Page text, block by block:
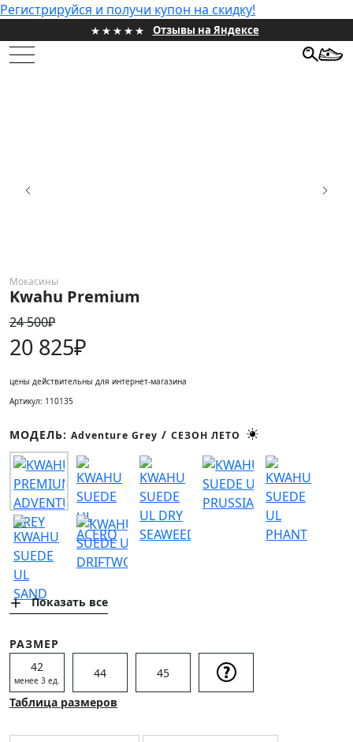
Регистрируйся и получи купон на скидку!
Отзывы на Яндексе
ПРОЕКТЫ
ИНФОРМАЦИЯ
КОНТАКТЫ
ЛИЧНЫЙ КАБИНЕТ
ОПТОВЫМ КЛИЕНТАМ
Мокасины
Kwahu Premium
24 500₽
20 825₽
цены действительны для интернет-магазина
Артикул: 110135
МОДЕЛЬ: Adventure Grey / СЕЗОН ЛЕТО
Показать все
РАЗМЕР
42
менее 3 ед.
44
45
Таблица размеров